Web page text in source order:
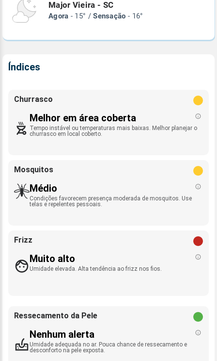
Major Vieira - SC
Agora - 15° /Sensação - 16°
Índices
Churrasco
Melhor em área coberta
Tempo instável ou temperaturas mais baixas. Melhor planejar o
churrasco em local coberto.
Mosquitos
Médio
Condições favorecem presença moderada de mosquitos. Use
telas e repelentes pessoais.
Frizz
Muito alto
Umidade elevada. Alta tendência ao frizz nos fios.
Ressecamento da Pele
Nenhum alerta
Umidade adequada no ar. Pouca chance de ressecamento e
desconforto na pele exposta.